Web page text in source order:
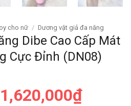
cho nữ / Dương vật giả đa năng
Dibe Cao Cấp Mát
Cực Đỉnh (DN08)
1,620,000₫